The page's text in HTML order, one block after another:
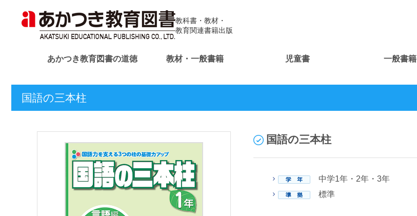
教科書・教材・
教育関連書籍出版
あかつき教育図書の道徳 教材・一般書籍 児童書 一般書籍
国語の三本柱
国語の三本柱
中学1年・2年・3年
標準